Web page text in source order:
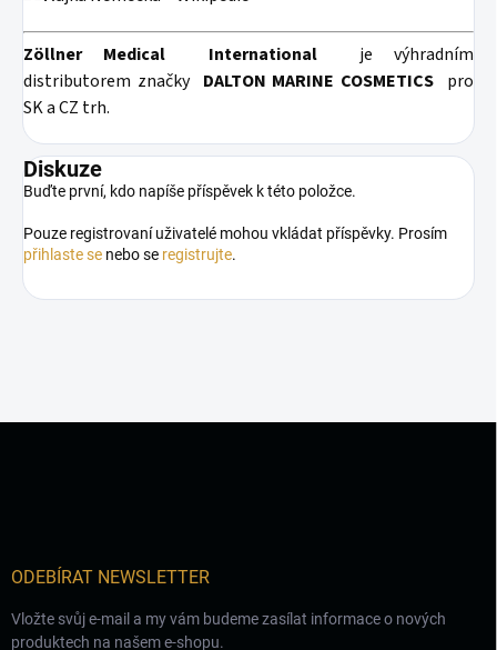
Zöllner Medical Internationalje výhradním
distributorem značky DALTON MARINE COSMETICS pro
SK a CZ trh.
Diskuze
Buďte první, kdo napíše příspěvek k této položce.
Pouze registrovaní uživatelé mohou vkládat příspěvky. Prosím
přihlaste se nebo se registrujte.
ODEBÍRAT NEWSLETTER
Vložte svůj e-mail a my vám budeme zasílat informace o nových
produktech na našem e-shopu.